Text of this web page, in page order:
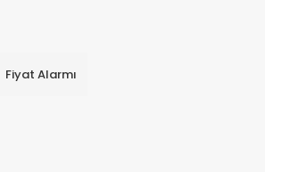
Fiyat Alarmı